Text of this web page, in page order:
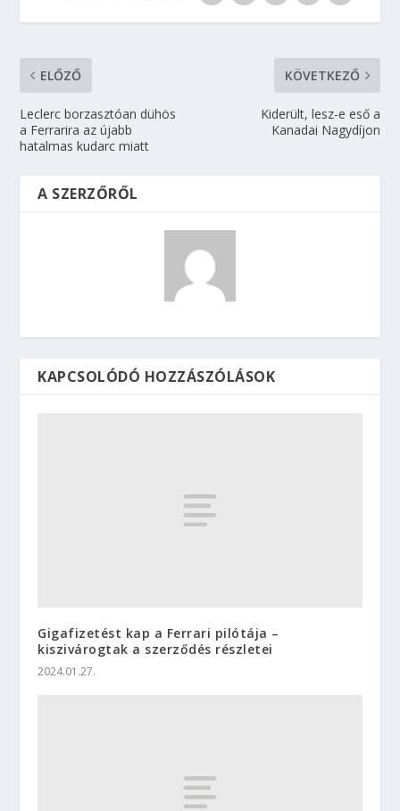
ELŐZŐ
Leclerc borzasztóan dühös
a Ferrarira az újabb
hatalmas kudarc miatt
KÖVETKEZŐ
Kiderült, lesz-e eső a
Kanadai Nagydíjon
A SZERZŐRŐL
KAPCSOLÓDÓ HOZZÁSZÓLÁSOK
Gigafizetést kap a Ferrari pilótája –
kiszivárogtak a szerződés részletei
2024.01.27.